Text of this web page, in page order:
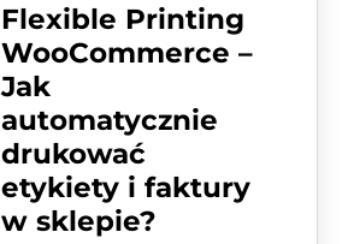
Flexible Printing
WooCommerce –
Jak
automatycznie
drukować
etykiety i faktury
w sklepie?